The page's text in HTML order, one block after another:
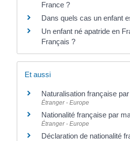
France ?
Dans quels cas un enfant
Un enfant né apatride en
Français ?
Et aussi
Naturalisation française
Étranger - Europe
Nationalité française par
Étranger - Europe
Déclaration de nationalité